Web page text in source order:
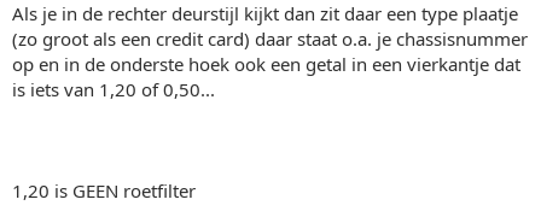
Als je in de rechter deurstijl kijkt dan zit daar een type plaatje
(zo groot als een credit card) daar staat o.a. je chassisnummer
op en in de onderste hoek ook een getal in een vierkantje dat
is iets van 1,20 of 0,50...
1,20 is GEEN roetfilter